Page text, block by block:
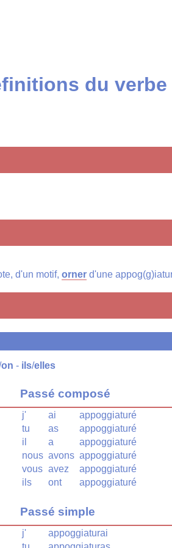
du
d'un motif, orner d'une
on - ils/elles
Passé composé
j' ai
appoggiaturé
tu
as
appoggiaturé
il
a
appoggiaturé
nous avons appoggiaturé
vous avez
appoggiaturé
ils
ont appoggiaturé
Passé simple
j'
appoggiaturai